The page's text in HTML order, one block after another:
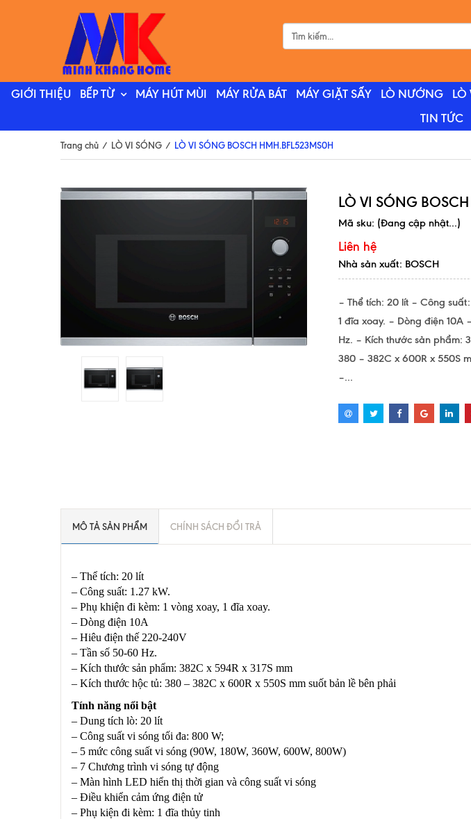
GIỚI THIỆU BẾP TỪ MÁY HÚT MÙI MÁY RỬA BÁT MÁY GIẶT SẤY LÒ NƯỚNG LÒ
TIN TỨC
Trang chủ / LÒ VI SÓNG / LÒ VI SÓNG BOSCH HMH.BFL523MS0H
LÒ VI SÓNG
Mã sku: (Đang cập nhật...)
Liên hệ
Nhà sản xuất: BOSCH
– Thể tích: 20 lít – Công
1 đĩa xoay. – Dòng điện 10A
Hz. – Kích thước sản phẩm:
380 – 382C x 600R x 550S
–...
MÔ TẢ SẢN PHẨM CHÍNH SÁCH ĐỔI TRẢ
– Thể tích: 20 lít
– Công suất: 1.27 kW.
– Phụ khiện đi kèm: 1 vòng xoay, 1 đĩa xoay.
– Dòng điện 10A
– Hiêu điện thế 220-240V
– Tần số 50-60 Hz.
– Kích thước sản phẩm: 382C x 594R x 317S mm
– Kích thước hộc tủ: 380 – 382C x 600R x 550S mm suốt bản lề bên phải
Tính năng nổi bật
– Dung tích lò: 20 lít
– Công suất vi sóng tối đa: 800 W;
– 5 mức công suất vi sóng (90W, 180W, 360W, 600W, 800W)
– 7 Chương trình vi sóng tự động
– Màn hình LED hiển thị thời gian và công suất vi sóng
– Điều khiển cảm ứng điện tử
– Phụ kiện đi kèm: 1 đĩa thủy tinh